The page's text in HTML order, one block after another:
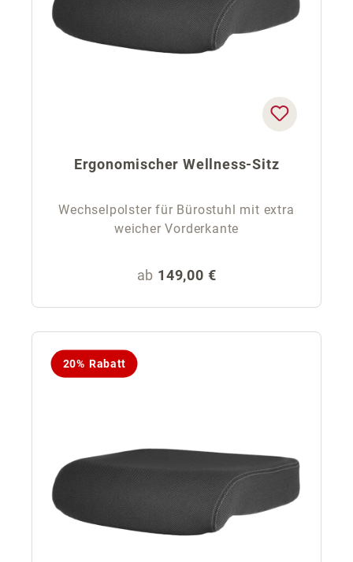
Ergonomischer Wellness-Sitz
Wechselpolster für Bürostuhl mit extra
weicher Vorderkante
Regulärer Preis:
ab 149,00 €
20% Rabatt